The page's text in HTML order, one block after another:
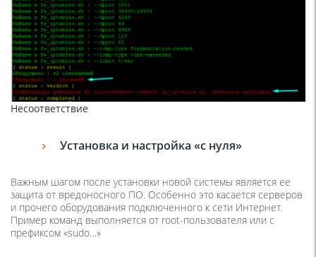
Несоответствие
Установка и настройка «с нуля»
Важным шагом после установки новой системы является ее
защита от вредоносного ПО. Особенно это касается серверов
и прочего оборудования подключенного к сети Интернет.
Пример команд выполняется от root-пользователя или с
префиксом «sudo…»